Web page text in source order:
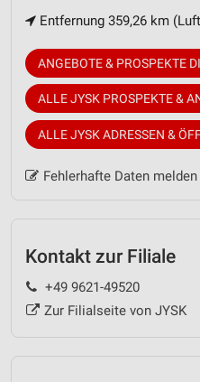
Entfernung 359,26 km
ANGEBOTE & PROSPEKTE
ALLE JYSK PROSPEKTE &
ALLE JYSK ADRESSEN &
Fehlerhafte Daten melden
Kontakt zur Filiale
+49 9621-49520
Zur Filialseite von JYSK